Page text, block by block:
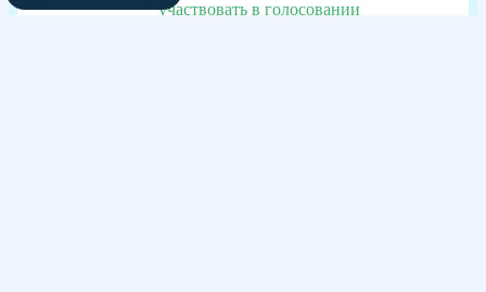
участвовать в голосовании